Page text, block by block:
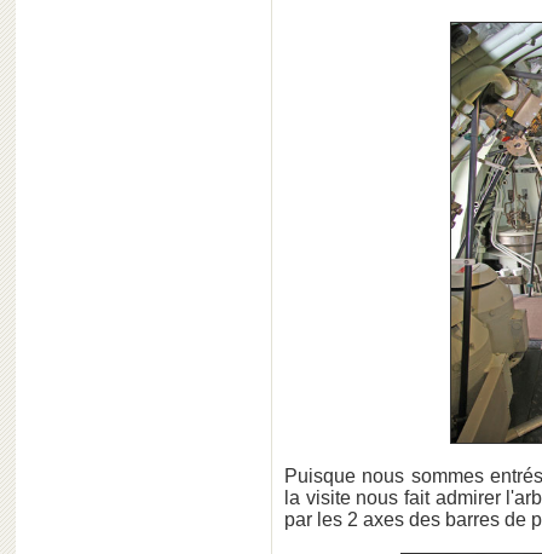
Puisque nous sommes
la visite nous fait admirer
par les 2 axes des barres de